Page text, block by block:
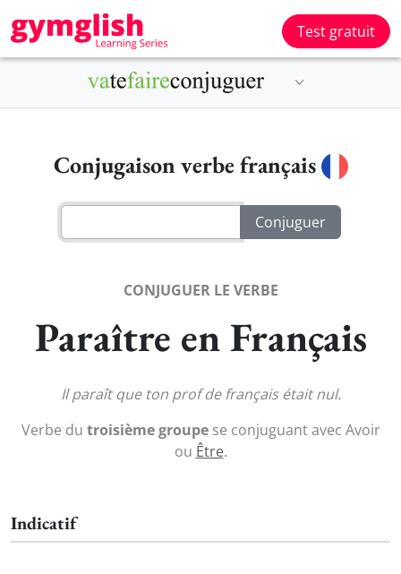
Test gratuit
Conjugaison verbe français
CONJUGUER LE VERBE
Paraître en Français
Il paraît que ton prof de français était nul.
Verbe du troisième groupese conjuguant avec Avoir
ou Être.
Indicatif